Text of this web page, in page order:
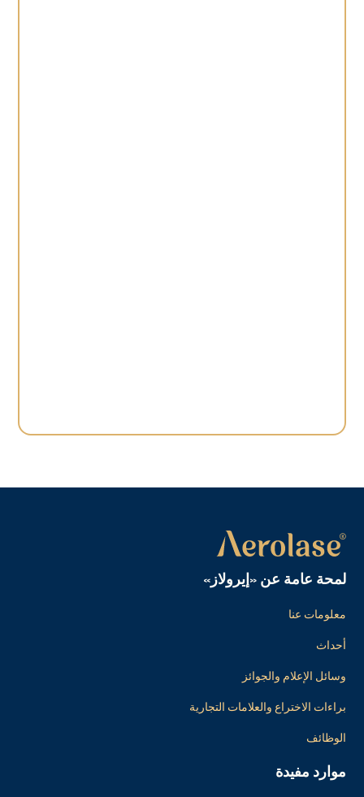
لمحة عامة عن «إيرولاز»
معلومات عنا
أحداث
وسائل الإعلام والجوائز
براءات الاختراع والعلامات التجارية
الوظائف
موارد مفيدة